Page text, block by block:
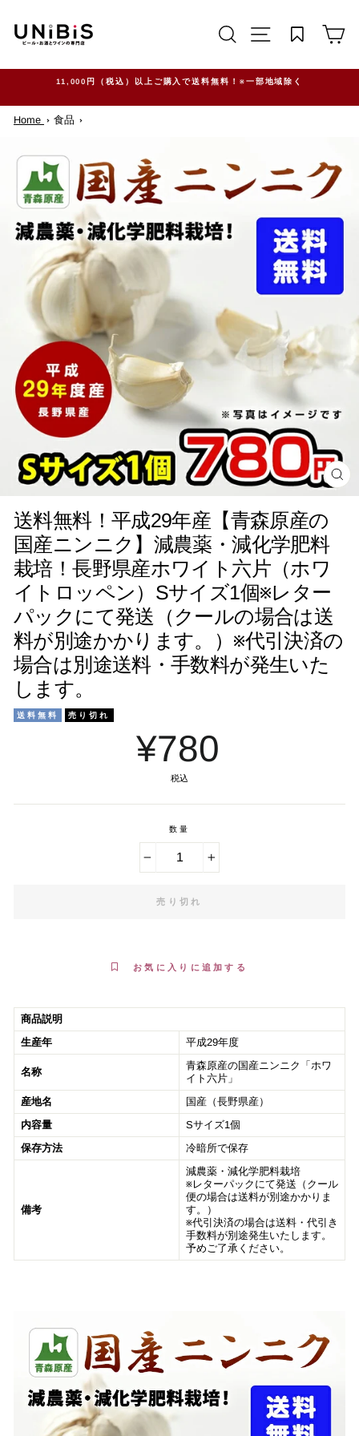
に
ッ
サイトを検索する
TRANSLATION
11,000円（税込）以上ご購入で送料無料！※一部地域除く
Home 食品
閉
じ
送料無料！平成29年産【青森原産の
国産ニンニク】減農薬・減化学肥料
栽培！長野県産ホワイト六片（ホワ
イトロッペン）Sサイズ1個※レター
パックにて発送（クールの場合は送
料が別途かかります。）※代引決済の
場合は別途送料・手数料が発生いた
します。
送料無料 売り切れ
¥780
税込
数量
売り切れ
お気に入りに追加する
商品説明
生産年
平成29年度
名称
青森原産の国産ニンニク「ホワ
イト六片」
産地名
国産（長野県産）
内容量
Sサイズ1個
保存方法
冷暗所で保存
備考
減農薬・減化学肥料栽培
※レターパックにて発送（クール
便の場合は送料が別途かかりま
す。）
※代引決済の場合は送料・代引き
手数料が別途発生いたします。
予めご了承ください。